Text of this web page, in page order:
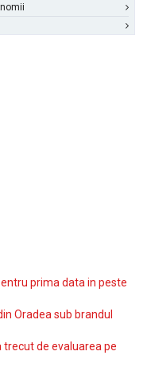
prima data in peste
Oradea sub brandul
trecut de evaluarea pe